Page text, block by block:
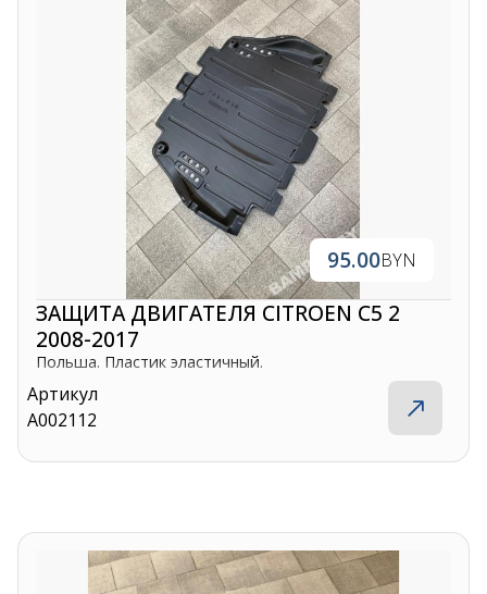
95.00BYN
ЗАЩИТА ДВИГАТЕЛЯ CITROEN C5 2
2008-2017
Польша. Пластик эластичный.
Артикул
A002112
Контакты